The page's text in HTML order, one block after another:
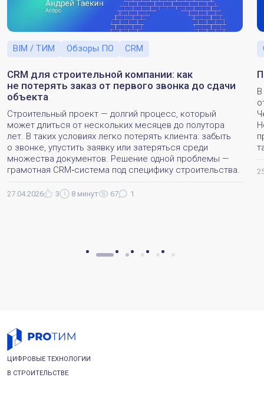
BIM / ТИМ Обзоры ПО CRM
CRM для строительной компании: как
не потерять заказ от первого звонка до сдачи
объекта
Строительный проект — долгий процесс, который
может длиться от нескольких месяцев до полутора
лет. В таких условиях легко потерять клиента: забыть
о звонке, упустить заявку или затеряться среди
множества документов. Решение одной проблемы —
грамотная CRM‑система под специфику строительства.
27.04.2026 3 8 минут 67 1
ЦИФРОВЫЕ ТЕХНОЛОГИИ
В СТРОИТЕЛЬСТВЕ